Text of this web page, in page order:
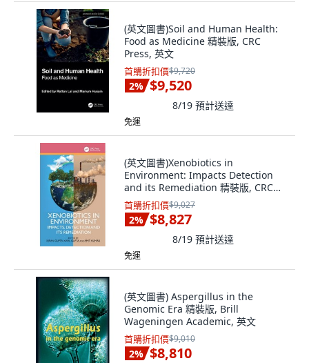
(英文圖書)Soil and Human Health:
Food as Medicine 精裝版, CRC
Press, 英文
首購折扣價$9,720
2% $9,520
8/19 預計送達
免運
(英文圖書)Xenobiotics in
Environment: Impacts Detection
and its Remediation 精裝版, CRC
Press, 英文
首購折扣價$9,027
2% $8,827
8/19 預計送達
免運
(英文圖書) Aspergillus in the
Genomic Era 精裝版, Brill
Wageningen Academic, 英文
首購折扣價$9,010
2% $8,810